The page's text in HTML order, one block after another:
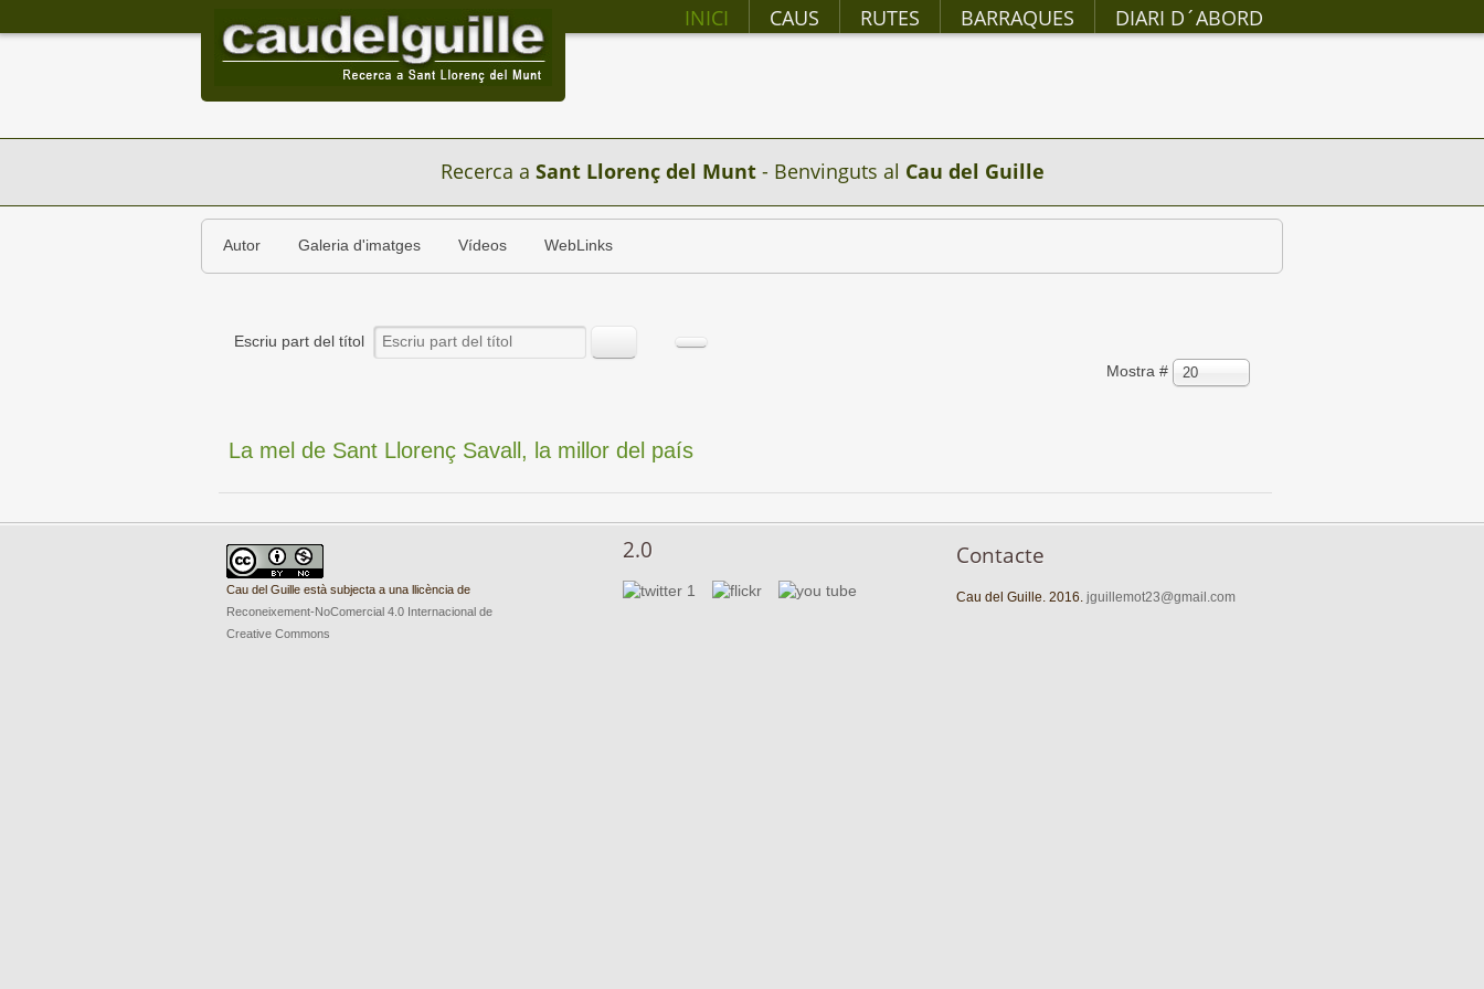
INICI CAUS RUTES BARRAQUES DIARI D´ABORD
Recerca a Sant Llorenç del Munt- Benvinguts al Cau del Guille
Autor Galeria d'imatges Vídeos WebLinks
Escriu part del títol
Mostra #
20
La mel de Sant Llorenç Savall, la millor del país
Cau del Guille està subjecta a una llicència de
Reconeixement-NoComercial 4.0 Internacional de
Creative Commons
Contacte
Cau del Guille. 2016.jguillemot23@gmail.com
2.0